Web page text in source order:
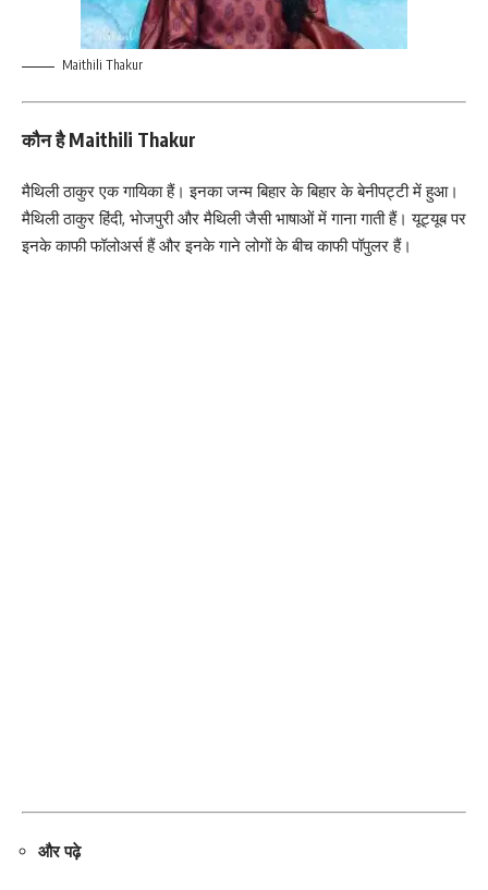
Maithili Thakur
कौन है Maithili Thakur
मैथिली ठाकुर एक गायिका हैं। इनका जन्म बिहार के बिहार के बेनीपट्टी में हुआ।
मैथिली ठाकुर हिंदी, भोजपुरी और मैथिली जैसी भाषाओं में गाना गाती हैं। यूट्यूब पर
इनके काफी फॉलोअर्स हैं और इनके गाने लोगों के बीच काफी पॉपुलर हैं।
और पढ़े